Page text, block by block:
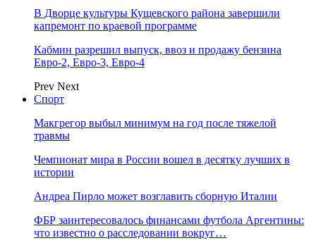
В Дворце культуры Кущевского района завершили
капремонт по краевой программе
Кабмин разрешил выпуск, ввоз и продажу бензина
Евро-2, Евро-3, Евро-4
Prev Next
Спорт
Макгрегор выбыл минимум на год после тяжелой
травмы
Чемпионат мира в России вошел в десятку лучших в
истории
Андреа Пирло может возглавить сборную Италии
ФБР заинтересовалось финансами футбола Аргентины:
что известно о расследовании вокруг…